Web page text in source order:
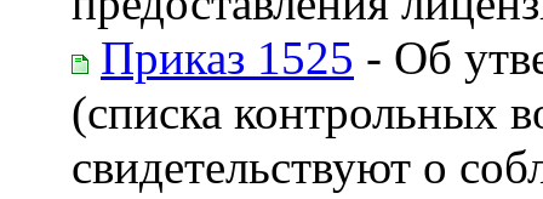
Приказ 1525 - Об
(списка контрольных
свидетельствуют о